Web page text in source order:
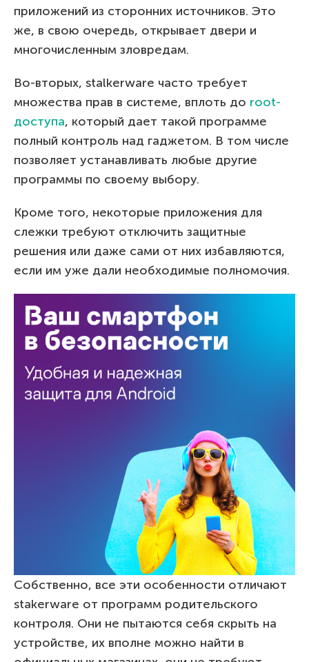
приложений из сторонних источников. Это
же, в свою очередь, открывает двери и
многочисленным зловредам.
Во-вторых, stalkerware часто требует
множества прав в системе, вплоть до root-
доступа, который дает такой программе
полный контроль над гаджетом. В том числе
позволяет устанавливать любые другие
программы по своему выбору.
Кроме того, некоторые приложения для
слежки требуют отключить защитные
решения или даже сами от них избавляются,
если им уже дали необходимые полномочия.
Собственно, все эти особенности отличают
stakerware от программ родительского
контроля. Они не пытаются себя скрыть на
устройстве, их вполне можно найти в